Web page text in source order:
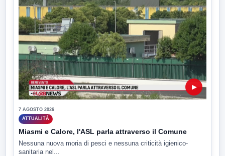
▶
7 AGOSTO 2026
ATTUALITÀ
Miasmi e Calore, l'ASL parla attraverso il Comune
Nessuna nuova moria di pesci e nessuna criticità igienico-
sanitaria nel...